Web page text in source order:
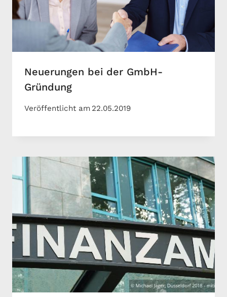
Neuerungen bei der GmbH-
Gründung
Veröffentlicht am 22.05.2019